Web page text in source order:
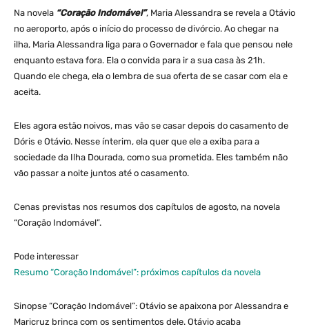
Na novela “Coração Indomável”, Maria Alessandra se revela a Otávio
no aeroporto, após o início do processo de divórcio. Ao chegar na
ilha, Maria Alessandra liga para o Governador e fala que pensou nele
enquanto estava fora. Ela o convida para ir a sua casa às 21h.
Quando ele chega, ela o lembra de sua oferta de se casar com ela e
aceita.
Eles agora estão noivos, mas vão se casar depois do casamento de
Dóris e Otávio. Nesse ínterim, ela quer que ele a exiba para a
sociedade da Ilha Dourada, como sua prometida. Eles também não
vão passar a noite juntos até o casamento.
Cenas previstas nos resumos dos capítulos de agosto, na novela
“Coração Indomável”.
Pode interessar
Resumo “Coração Indomável”: próximos capítulos da novela
Sinopse “Coração Indomável”: Otávio se apaixona por Alessandra e
Maricruz brinca com os sentimentos dele. Otávio acaba